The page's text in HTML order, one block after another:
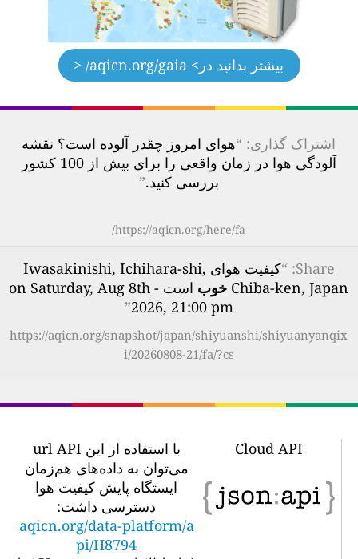
بیشتر بدانید در> aqicn.org/gaia/ <
اشتراک گذاری: “هوای امروز چقدر آلوده است؟ نقشه
آلودگی هوا در زمان واقعی را برای بیش از 100 کشور
بررسی کنید.”
https://aqicn.org/here/fa/
Share
: “
کیفیت هوای Iwasakinishi, Ichihara-shi,
Chiba-ken, Japan خوب
است - on Saturday, Aug 8th
2026, 21:00 pm
”
https://aqicn.org/snapshot/japan/shiyuanshi/shiyuanyanqix
i/20260808-21/fa/?cs
Cloud API
با استفاده از این url API
می‌توان به داده‌های هم‌زمان
ایستگاه پایش کیفیت هوا
دسترسی داشت:
aqicn.org/data-platform/a
pi/H8794